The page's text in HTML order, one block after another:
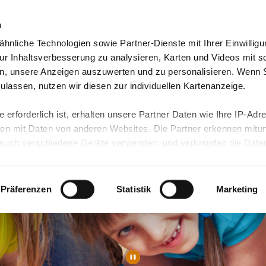
Technologien sowie Partner-Dienste mit Ihrer
Inhaltsverbesserung zu analysieren, Karten und Videos mit
unsere Anzeigen auszuwerten und zu personalisieren. Wenn
nutzen wir diesen zur individuellen Kartenanzeige.
erforderlich ist, erhalten unsere Partner Daten wie Ihre IP-
mit Daten von anderen Websites. Die Partner erkennen
verschiedene Geräte verwenden, und verknüpfen die Daten
ist kein der EU gleichwertiges Datenschutzniveau
Daten führen kann.
unserenDatenschutzhinweisenund in unsererCookie-
Funktionen für diese Zwecke aktiviert sind, müssen Sie
mittels nachfolgender Buttons über Ihre Einwilligung für
erteilte Einwilligung stets für die Zukunft widerrufen. Bitte
Präferenzen Statistik Marketing
& Angebote Presse & Themen Jobs & Karriere